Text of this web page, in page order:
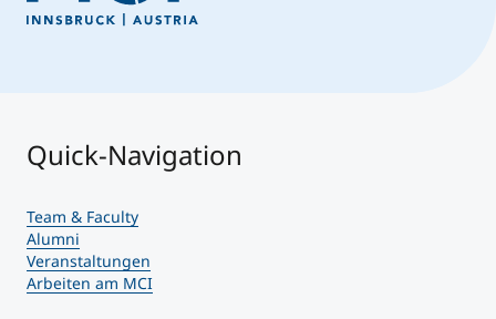
Quick-Navigation
Team & Faculty
Alumni
Veranstaltungen
Arbeiten am MCI